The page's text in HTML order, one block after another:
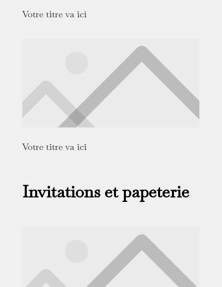
Votre titre va ici
Votre titre va ici
Invitations et papeterie